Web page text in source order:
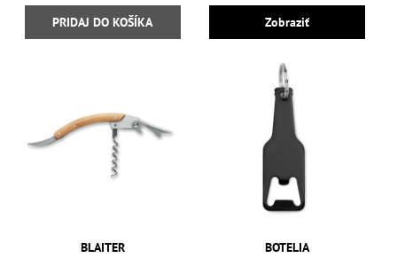
PRIDAJ DO KOŠÍKA Zobraziť
BLAITER BOTELIA